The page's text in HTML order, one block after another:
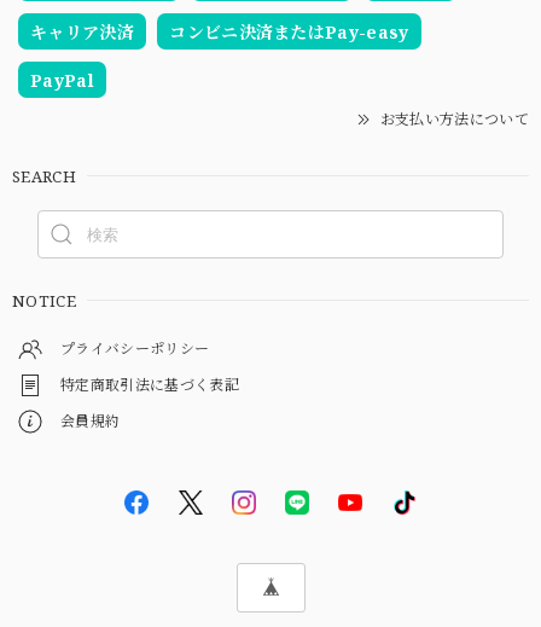
キャリア決済 コンビニ決済またはPay-easy
PayPal
お支払い方法について
SEARCH
NOTICE
プライバシーポリシー
特定商取引法に基づく表記
会員規約